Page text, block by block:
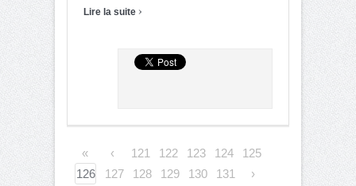
Lire la suite ›
« ‹ 121 122 123 124
125
126
127 128 129 130 131
›